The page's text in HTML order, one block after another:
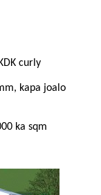
curly
kapa joalo
ka sqm